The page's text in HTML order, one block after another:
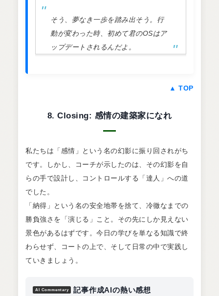
そう、夢なき一歩を踏み出そう。行
動が変わった時、初めて君のOSはア
ップデートされるんだよ。
▲ TOP
8. Closing: 感情の建築家になれ
私たちは「感情」という名の幻影に振り回されがち
です。しかし、コーチが示したのは、その幻影を自
らの手で設計し、コントロールする「達人」への道
でした。
「納得」という名の安全地帯を捨て、冷徹なまでの
勝負強さを「演じる」こと。その先にしか見えない
景色があるはずです。今日の学びを単なる知識で終
わらせず、コートの上で、そして日常の中で実践し
ていきましょう。
AI Commentary 記事作成AIの熱い感想